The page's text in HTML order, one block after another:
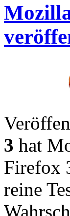
3 hat
Firefox
reine